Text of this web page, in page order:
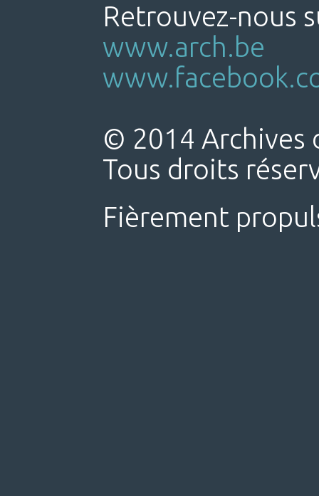
Retrouvez-nous
www.arch.be
© 2014 Archives
Tous droits
Fièrement